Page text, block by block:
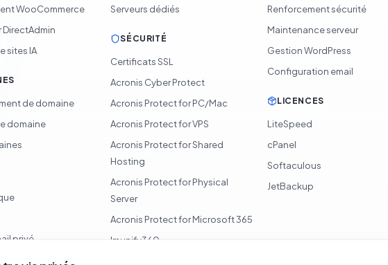
WooCommerce
DirectAdmin
sites IA
de domaine
domaine
privé
Serveurs dédiés
SÉCURITÉ
Certificats SSL
Acronis Cyber Protect
Acronis Protect for PC/Mac
Acronis Protect for VPS
Acronis Protect for Shared
Hosting
Acronis Protect for Physical
Server
Acronis Protect for Microsoft 365
Imunify360
Renforcement sécurité
Maintenance serveur
Gestion WordPress
Configuration email
LICENCES
LiteSpeed
cPanel
Softaculous
JetBackup